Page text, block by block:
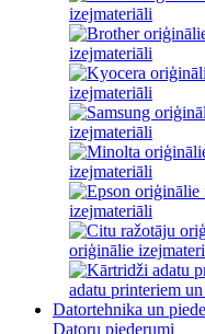
izejmateriāli
izejmateriāli
izejmateriāli
izejmateriāli
izejmateriāli
izejmateriāli
oriģinālie
adatu printeriem
Datortehnika un
Datoru piederumi